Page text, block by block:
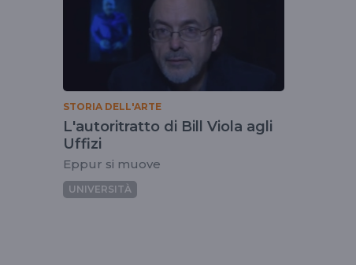
billviola
STORIA DELL'ARTE
L'autoritratto di Bill Viola agli
Uffizi
Eppur si muove
UNIVERSITÀ